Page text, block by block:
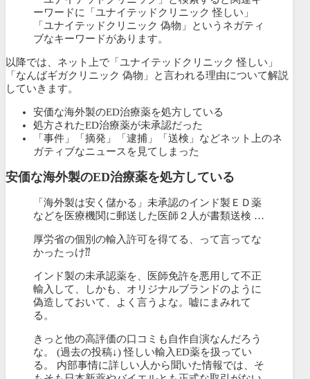
以降では、ネット上で「ユナイテッドクリニック 怪しい」
「なんばギガクリニック 偽物」と言われる理由について解説
していきます。
安価な海外製のED治療薬を処方している
処方されたED治療薬が未承認だった
「事件」「摘発」「逮捕」「送検」などネット上のネ
ガティブなニュースを見てしまった
安価な海外製のED治療薬を処方している
「海外製は安く儲かる」未承認のインド製ＥＤ薬
などを医療機関に郵送した医師２人が書類送検 …
厚労省の個別の輸入許可を得てる、って言ってな
かったっけ⁇
インド製の未承認薬を、医師免許を悪用して不正
輸入して、しかも、オリジナルブランドのように
偽造しておいて、よく言うよな。嘘にまみれて
る。
きっと他の高評価の口コミも自作自演なんだろう
な。 (過去の投稿↓) 怪しい輸入ED薬を扱ってい
る。 内部事情に詳しい人から聞いた情報では、そ